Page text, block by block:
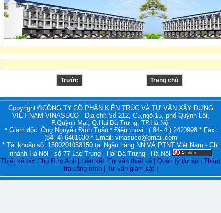
Trước Trang chủ
Copyright ©CÔNG TY CỔ PHẦN KIẾN TRÚC VÀ TƯ VẤN XÂY DỰNG
VIỆT NAM VINASUCO - Địa chỉ: Số 212, C5,ngõ 15, phố Quỳnh Lôi,
P.Quỳnh Mai, Q.Hai Bà Trưng, TP.Hà Nội
* Giám đốc: Ông Nguyễn Đình Tuấn * Điện thoại : ( 84- 4 ) 2420998 * Fax:
(84- 4) 6461630 * Email: vinasuco@gmail.com
* Tài khoản số: 1500201058150 tại Ngân hàng NN VÀ PTNT Việt Nam - Chi
nhánh Hà Nội - số 77 Lạc Trung - Hai Bà Trưng - Hà Nội
Thiết kế bởi Chu Đức Anh
Liên kết: Tư vấn thiết kế Quản lý dự án
Thẩm
tra công trình
Tư vấn giám sát